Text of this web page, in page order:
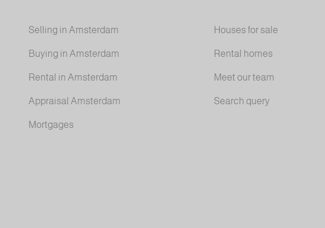
Selling in Amsterdam
Buying in Amsterdam
Rental in Amsterdam
Appraisal Amsterdam
Mortgages
Houses for sale
Rental homes
Meet our team
Search query